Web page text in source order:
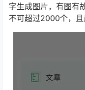
字生成图片，有图有
不可超过2000个，且